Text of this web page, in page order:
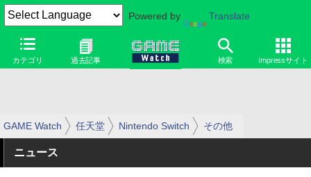
Powered by Translate
カテゴリ 過去記事 検索 Impressサイト
GAME Watch 任天堂 Nintendo Switch その他
ニュース